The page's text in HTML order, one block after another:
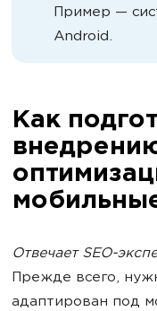
Пример —
Android.
Как
Отвечает SEO-
Прежде всего,
адаптирован под